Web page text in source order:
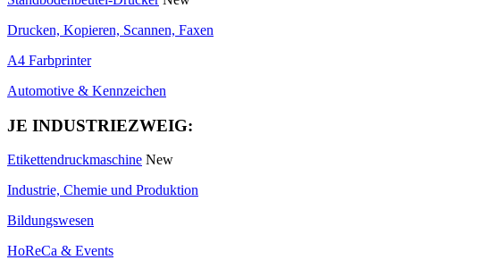
Drucken, Kopieren, Scannen, Faxen
A4 Farbprinter
Automotive & Kennzeichen
JE INDUSTRIEZWEIG:
Etikettendruckmaschine New
Industrie, Chemie und Produktion
Bildungswesen
HoReCa & Events